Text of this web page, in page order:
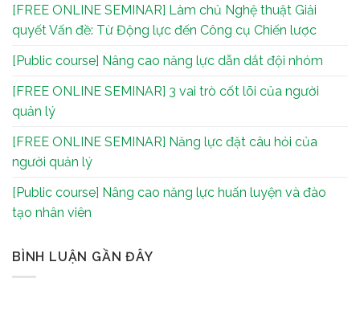
[FREE ONLINE SEMINAR] Làm chủ Nghệ thuật Giải
quyết Vấn đề: Từ Động lực đến Công cụ Chiến lược
[Public course] Nâng cao năng lực dẫn dắt đội nhóm
[FREE ONLINE SEMINAR] 3 vai trò cốt lõi của người
quản lý
[FREE ONLINE SEMINAR] Năng lực đặt câu hỏi của
người quản lý
[Public course] Nâng cao năng lực huấn luyện và đào
tạo nhân viên
BÌNH LUẬN GẦN ĐÂY